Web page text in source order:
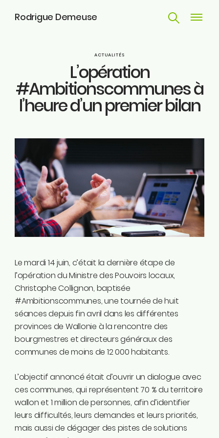
Rodrigue Demeuse
Parcours
Engagements
Actualités
Huy
Contact
ME SUIVRE
Facebook
Instagram
Twitter
Youtube
Ecolo.be
ME CONTACTER
Rodrigue Demeuse
12/51 Avenue de Batta
Téléphone
0494/90.59.19
Email
ACTUALITÉS
L’opération
#Ambitionscommunes à
l’heure d’un premier bilan
Le mardi 14 juin, c’était la dernière étape de
l’opération du Ministre des Pouvoirs locaux,
Christophe Collignon, baptisée
#Ambitionscommunes, une tournée de huit
séances depuis fin avril dans les différentes
provinces de Wallonie à la rencontre des
bourgmestres et directeurs généraux des
communes de moins de 12 000 habitants.
L’objectif annoncé était d’ouvrir un dialogue avec
ces communes, qui représentent 70 % du territoire
wallon et 1 million de personnes, afin d’identifier
leurs difficultés, leurs demandes et leurs priorités,
mais aussi de dégager des pistes de solutions